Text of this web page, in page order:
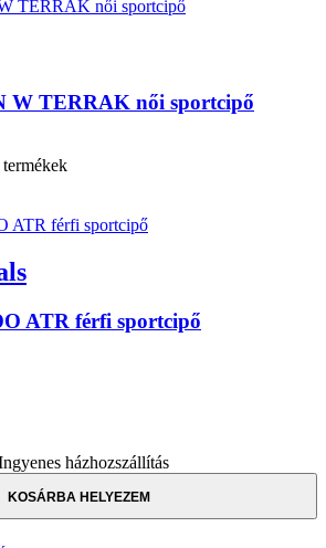
W TERRAK női sportcipő
ATR férfi sportcipő
házhozszállítás
KOSÁRBA HELYEZEM